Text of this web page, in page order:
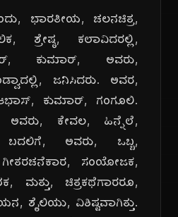
ಭಾರತೀಯ, ಚಲನಚಿತ್ರ,
ಶ್ರೇಷ್ಠ, ಕಲಾವಿದರಲ್ಲಿ,
ಕುಮಾರ್, ಅವರು,
ಜನಿಸಿದರು. ಅವರ,
ಕುಮಾರ್, ಗಂಗೂಲಿ.
ಕೇವಲ, ಹಿನ್ನೆಲೆ,
ಬದಲಿಗೆ, ಅವರು, ಒಬ್ಬ,
ಸಂಯೋಜಕ,
ಮತ್ತು, ಚಿತ್ರಕಥೆಗಾರರೂ,
ಶೈಲಿಯು, ವಿಶಿಷ್ಟವಾಗಿತ್ತು.